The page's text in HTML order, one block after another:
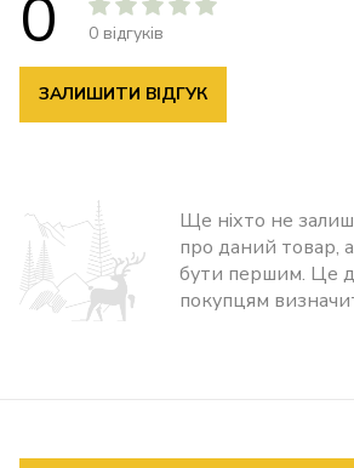
0 0 відгуків
ЗАЛИШИТИ ВІДГУК
Ще ніхто не
про даний товар,
бути першим. Це
покупцям